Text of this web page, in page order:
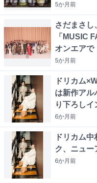
5か月前
さだまさし
「MUSIC
オンエアで
5か月前
ドリカム
は新作アル
り下ろしイ
6か月前
ドリカム
ク、ニュー
6か月前